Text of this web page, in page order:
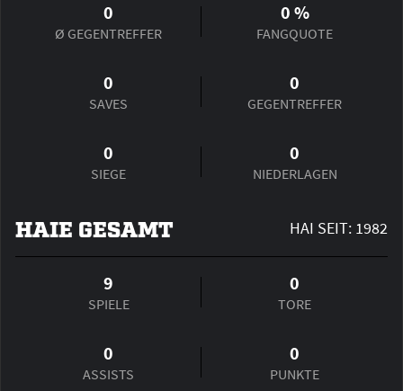
0
Ø GEGENTREFFER
0 %
FANGQUOTE
0
SAVES
0
GEGENTREFFER
0
SIEGE
0
NIEDERLAGEN
HAIE GESAMT HAI SEIT: 1982
9
SPIELE
0
TORE
0
ASSISTS
0
PUNKTE